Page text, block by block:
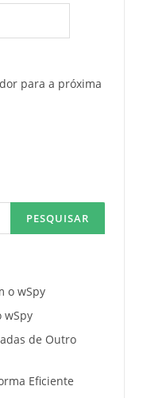
para a próxima
o wSpy
wSpy
de Outro
Eficiente